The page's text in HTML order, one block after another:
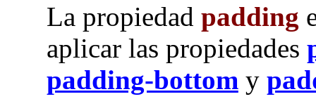
La propiedad padding
aplicar las propiedades
padding-bottomy